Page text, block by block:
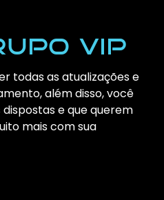
vip
todas as atualizações e
além disso, você
e que querem
mais com sua